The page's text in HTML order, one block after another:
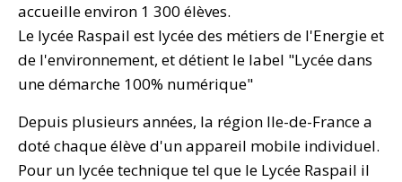
accueille environ 1 300 élèves.
Le lycée Raspail est lycée des métiers de l'Energie et
de l'environnement, et détient le label "Lycée dans
une démarche 100% numérique"
Depuis plusieurs années, la région Ile-de-France a
doté chaque élève d'un appareil mobile individuel.
Pour un lycée technique tel que le Lycée Raspail il